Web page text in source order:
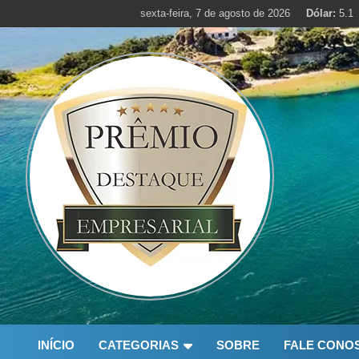
to
sexta-feira, 7 de agosto de 2026 Dólar: 5.1
INÍCIO CATEGORIAS SOBRE FALE